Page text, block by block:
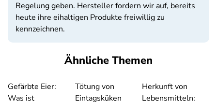
Regelung geben. Hersteller fordern wir auf, bereits
heute ihre eihaltigen Produkte freiwillig zu
kennzeichnen.
Ähnliche Themen
Gefärbte Eier:
Was ist
Tötung von
Eintagsküken
Herkunft von
Lebensmitteln: